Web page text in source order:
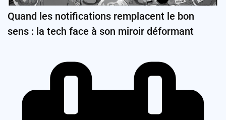
Quand les notifications remplacent le bon
sens : la tech face à son miroir déformant